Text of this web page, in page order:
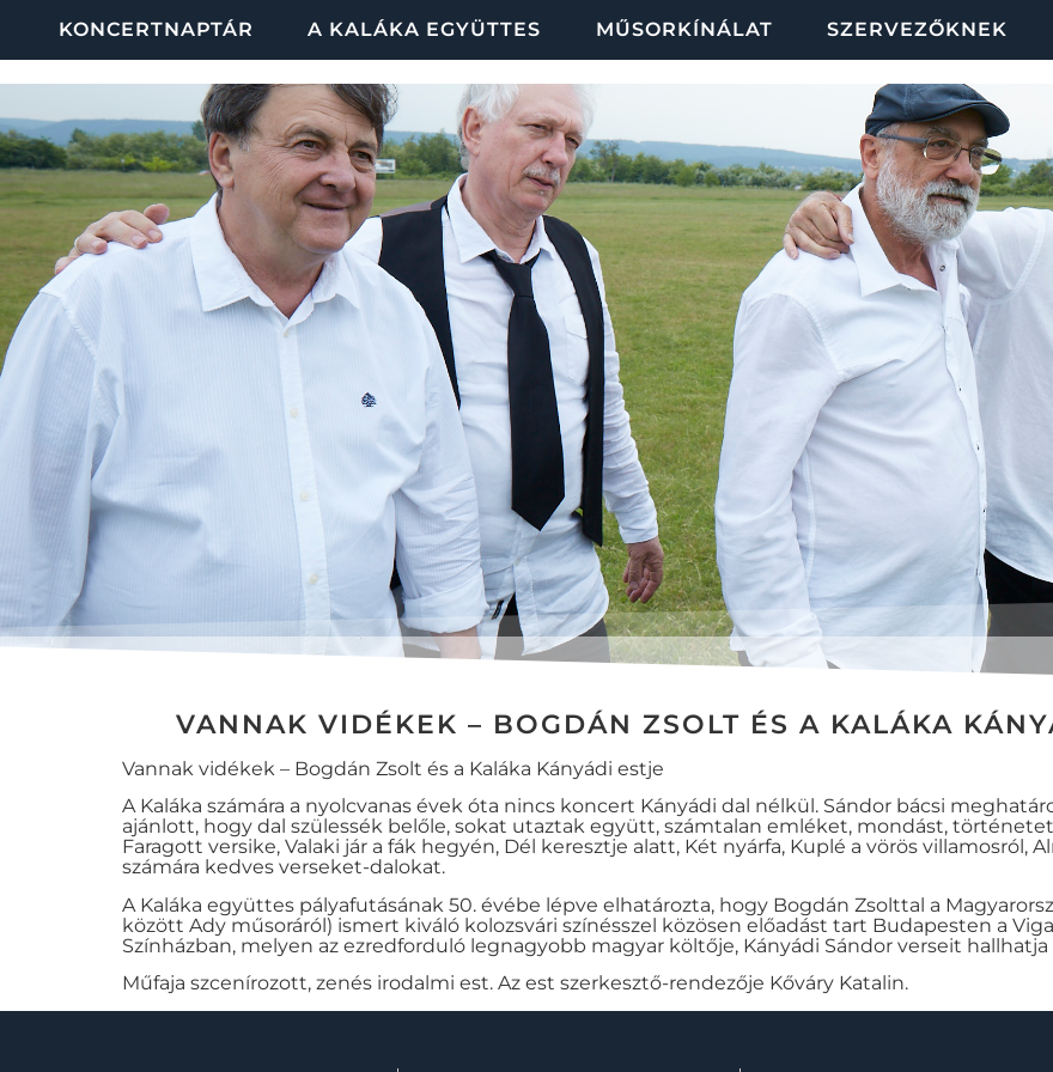
KONCERTNAPTÁR A KALÁKA EGYÜTTES MŰSORKÍNÁLAT SZERVEZŐKNEK
VANNAK VIDÉKEK – BOGDÁN ZSOLT ÉS A KALÁKA
Vannak vidékek – Bogdán Zsolt és a Kaláka Kányádi estje
A Kaláka számára a nyolcvanas évek óta nincs koncert Kányádi dal nélkül. Sándor bácsi
ajánlott, hogy dal szülessék belőle, sokat utaztak együtt, számtalan emléket, mondást,
Faragott versike, Valaki jár a fák hegyén, Dél keresztje alatt, Két nyárfa, Kuplé a vörös villamosról,
számára kedves verseket-dalokat.
A Kaláka együttes pályafutásának 50. évébe lépve elhatározta, hogy Bogdán Zsolttal a
között Ady műsoráról) ismert kiváló kolozsvári színésszel közösen előadást tart Budapesten a
Színházban, melyen az ezredforduló legnagyobb magyar költője, Kányádi Sándor verseit hallhatja
Műfaja szcenírozott, zenés irodalmi est. Az est szerkesztő-rendezője Kőváry Katalin.